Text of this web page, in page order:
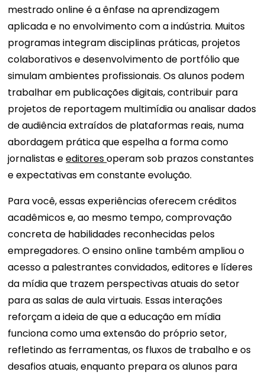
mestrado online é a ênfase na aprendizagem
aplicada e no envolvimento com a indústria. Muitos
programas integram disciplinas práticas, projetos
colaborativos e desenvolvimento de portfólio que
simulam ambientes profissionais. Os alunos podem
trabalhar em publicações digitais, contribuir para
projetos de reportagem multimídia ou analisar dados
de audiência extraídos de plataformas reais, numa
abordagem prática que espelha a forma como
jornalistas eeditoresoperam sob prazos constantes
e expectativas em constante evolução.
Para você, essas experiências oferecem créditos
acadêmicos e, ao mesmo tempo, comprovação
concreta de habilidades reconhecidas pelos
empregadores. O ensino online também ampliou o
acesso a palestrantes convidados, editores e líderes
da mídia que trazem perspectivas atuais do setor
para as salas de aula virtuais. Essas interações
reforçam a ideia de que a educação em mídia
funciona como uma extensão do próprio setor,
refletindo as ferramentas, os fluxos de trabalho e os
desafios atuais, enquanto prepara os alunos para